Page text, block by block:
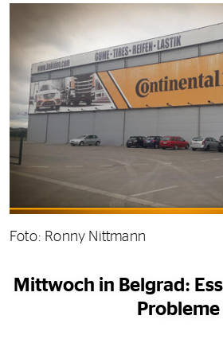
Foto: Ronny Nittmann
Mittwoch in Belgrad:
Probleme